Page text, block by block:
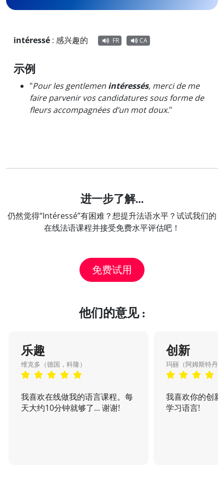
intéressé : 感兴趣的 FR CA
示例
"Pour les gentlemen intéressés, merci de me
faire parvenir vos candidatures sous forme de
fleurs accompagnées d’un mot doux."
进一步了解…
仍然觉得“Intéressé”有困难？想提升法语水平？试试我们的
在线法语课程并接受免费水平评估吧！
免费试用
他们的意见 :
乐趣
维克多（德国，科隆）
我喜欢在线做我的语言课程。每
天大约10分钟就够了... 谢谢!
创新
玛丽（阿姆斯特丹
我喜欢你的创
学习语言!